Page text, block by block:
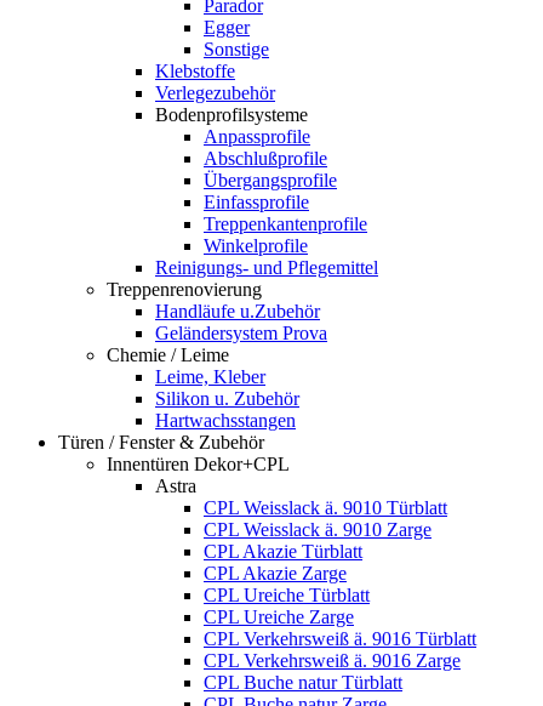
Parador
Egger
Sonstige
Klebstoffe
Verlegezubehör
Bodenprofilsysteme
Anpassprofile
Abschlußprofile
Übergangsprofile
Einfassprofile
Treppenkantenprofile
Winkelprofile
Reinigungs- und Pflegemittel
Treppenrenovierung
Handläufe u.Zubehör
Geländersystem Prova
Chemie / Leime
Leime, Kleber
Silikon u. Zubehör
Hartwachsstangen
Türen / Fenster & Zubehör
Innentüren Dekor+CPL
Astra
CPL Weisslack ä. 9010 Türblatt
CPL Weisslack ä. 9010 Zarge
CPL Akazie Türblatt
CPL Akazie Zarge
CPL Ureiche Türblatt
CPL Ureiche Zarge
CPL Verkehrsweiß ä. 9016 Türblatt
CPL Verkehrsweiß ä. 9016 Zarge
CPL Buche natur Türblatt